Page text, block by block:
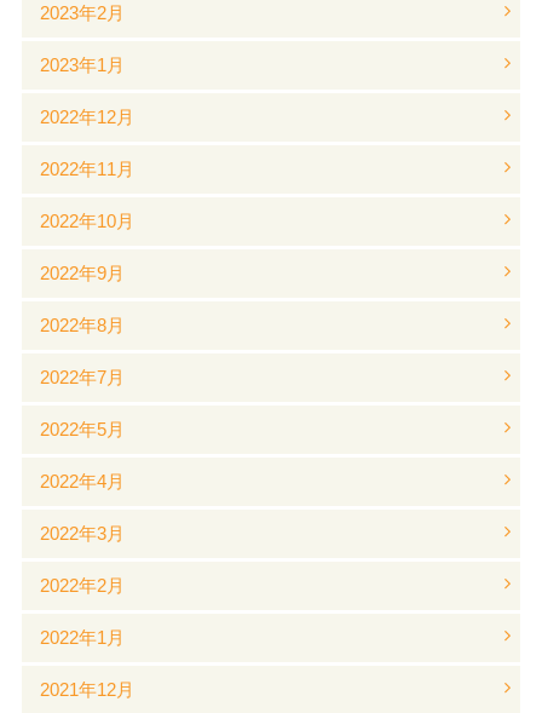
2023年2月
2023年1月
2022年12月
2022年11月
2022年10月
2022年9月
2022年8月
2022年7月
2022年5月
2022年4月
2022年3月
2022年2月
2022年1月
2021年12月